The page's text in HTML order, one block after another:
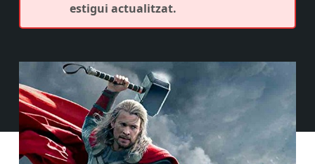
estigui actualitzat.